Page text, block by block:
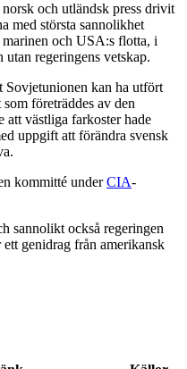
och utländsk press drivit
med största sannolikhet
och USA:s flotta, i
utan regeringens vetskap.
Sovjetunionen kan ha utfört
företräddes av den
att västliga farkoster hade
uppgift att förändra svensk
kommitté underCIA-
sannolikt också regeringen
genidrag från amerikansk